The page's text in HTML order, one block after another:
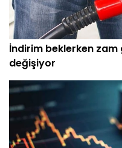
İndirim beklerken
değişiyor